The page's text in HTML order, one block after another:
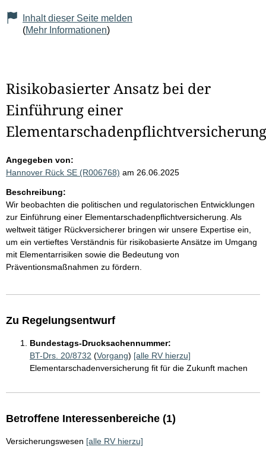
Inhalt dieser Seite melden
(Mehr Informationen)
Risikobasierter Ansatz bei der
Einführung einer
Elementarschadenpflichtversicherung
Angegeben von:
Hannover Rück SE (R006768) am 26.06.2025
Beschreibung:
Wir beobachten die politischen und regulatorischen Entwicklungen
zur Einführung einer Elementarschadenpflichtversicherung. Als
weltweit tätiger Rückversicherer bringen wir unsere Expertise ein,
um ein vertieftes Verständnis für risikobasierte Ansätze im Umgang
mit Elementarrisiken sowie die Bedeutung von
Präventionsmaßnahmen zu fördern.
Zu Regelungsentwurf
Bundestags-Drucksachennummer:
BT-Drs. 20/8732 (Vorgang) [alle RV hierzu]
Elementarschadenversicherung fit für die Zukunft machen
Betroffene Interessenbereiche (1)
Versicherungswesen [alle RV hierzu]